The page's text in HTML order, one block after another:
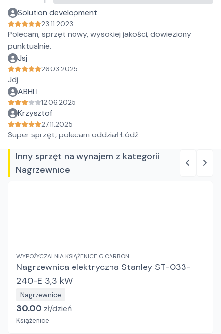
Solution development
23.11.2023
Polecam, sprzęt nowy, wysokiej jakości, dowieziony
punktualnie.
Jsj
26.03.2025
Jdj
ABHI I
12.06.2025
Krzysztof
27.11.2025
Super sprzęt, polecam oddział Łódź
Inny sprzęt na wynajem z kategorii
Nagrzewnice
WYPOŻYCZALNIA KSIĄŻENICE G.CARBON
Nagrzewnica elektryczna Stanley ST-033-
240-E 3,3 kW
Nagrzewnice
30.00 zł/dzień
Książenice